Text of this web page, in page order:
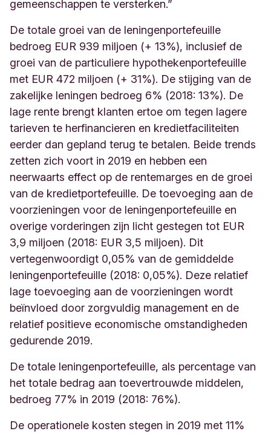
gemeenschappen te versterken.”
De totale groei van de leningenportefeuille
bedroeg EUR 939 miljoen (+ 13%), inclusief de
groei van de particuliere hypothekenportefeuille
met EUR 472 miljoen (+ 31%). De stijging van de
zakelijke leningen bedroeg 6% (2018: 13%). De
lage rente brengt klanten ertoe om tegen lagere
tarieven te herfinancieren en kredietfaciliteiten
eerder dan gepland terug te betalen. Beide trends
zetten zich voort in 2019 en hebben een
neerwaarts effect op de rentemarges en de groei
van de kredietportefeuille. De toevoeging aan de
voorzieningen voor de leningenportefeuille en
overige vorderingen zijn licht gestegen tot EUR
3,9 miljoen (2018: EUR 3,5 miljoen). Dit
vertegenwoordigt 0,05% van de gemiddelde
leningenportefeuille (2018: 0,05%). Deze relatief
lage toevoeging aan de voorzieningen wordt
beïnvloed door zorgvuldig management en de
relatief positieve economische omstandigheden
gedurende 2019.
De totale leningenportefeuille, als percentage van
het totale bedrag aan toevertrouwde middelen,
bedroeg 77% in 2019 (2018: 76%).
De operationele kosten stegen in 2019 met 11%